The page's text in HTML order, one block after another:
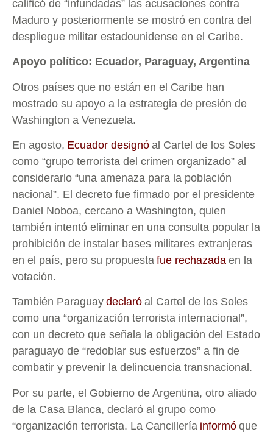
calificó de “infundadas” las acusaciones contra
Maduro y posteriormente se mostró en contra del
despliegue militar estadounidense en el Caribe.
Apoyo político: Ecuador, Paraguay, Argentina
Otros países que no están en el Caribe han
mostrado su apoyo a la estrategia de presión de
Washington a Venezuela.
En agosto, Ecuador designó al Cartel de los Soles
como “grupo terrorista del crimen organizado” al
considerarlo “una amenaza para la población
nacional”. El decreto fue firmado por el presidente
Daniel Noboa, cercano a Washington, quien
también intentó eliminar en una consulta popular la
prohibición de instalar bases militares extranjeras
en el país, pero su propuesta fue rechazada en la
votación.
También Paraguay declaró al Cartel de los Soles
como una “organización terrorista internacional”,
con un decreto que señala la obligación del Estado
paraguayo de “redoblar sus esfuerzos” a fin de
combatir y prevenir la delincuencia transnacional.
Por su parte, el Gobierno de Argentina, otro aliado
de la Casa Blanca, declaró al grupo como
“organización terrorista. La Cancillería informó que